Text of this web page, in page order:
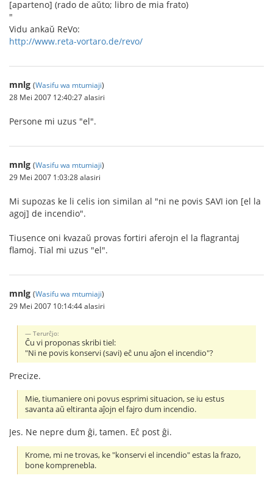
[aparteno] (rado de aŭto; libro de mia frato)
"
Vidu ankaŭ ReVo:
http://www.reta-vortaro.de/revo/
mnlg (Wasifu wa mtumiaji)
28 Mei 2007 12:40:27 alasiri
Persone mi uzus "el".
mnlg (Wasifu wa mtumiaji)
29 Mei 2007 1:03:28 alasiri
Mi supozas ke li celis ion similan al "ni ne povis SAVI ion [el la
agoj] de incendio".
Tiusence oni kvazaŭ provas fortiri aferojn el la flagrantaj
flamoj. Tial mi uzus "el".
mnlg (Wasifu wa mtumiaji)
29 Mei 2007 10:14:44 alasiri
Terurĉjo:
Ĉu vi proponas skribi tiel:
"Ni ne povis konservi (savi) eĉ unu aĵon el incendio"?
Precize.
Mie, tiumaniere oni povus esprimi situacion, se iu estus
savanta aŭ eltiranta aĵojn el fajro dum incendio.
Jes. Ne nepre dum ĝi, tamen. Eĉ post ĝi.
Krome, mi ne trovas, ke "konservi el incendio" estas la frazo,
bone komprenebla.